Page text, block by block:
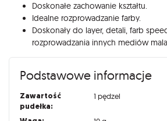
Doskonałe zachowanie kształtu.
Idealne rozprowadzanie farby.
Doskonały do layer, detali, farb
rozprowadzania innych mediów
Podstawowe informacje
Zawartość
pudełka:
1 pędzel